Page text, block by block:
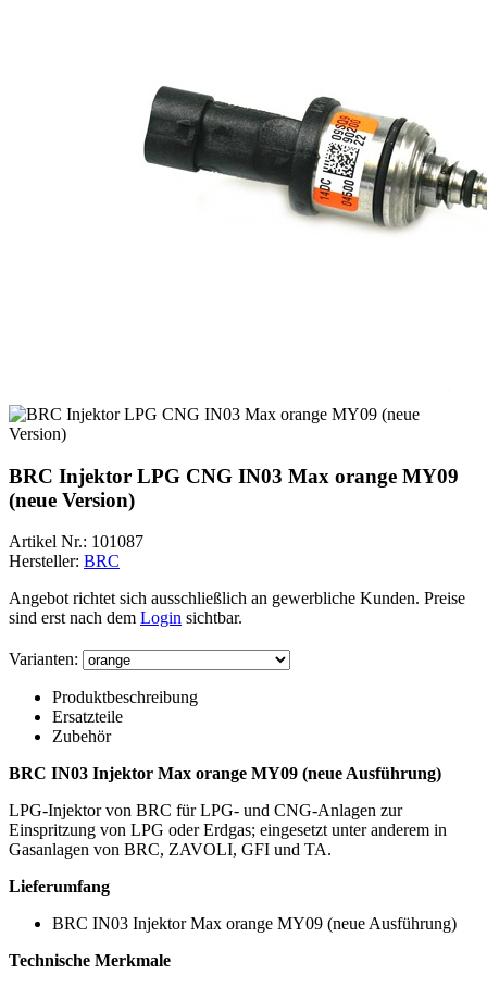
BRC Injektor LPG CNG IN03 Max orange MY09
(neue Version)
Artikel Nr.: 101087
Hersteller: BRC
Angebot richtet sich ausschließlich an gewerbliche Kunden. Preise
sind erst nach dem Login sichtbar.
Varianten:
Produktbeschreibung
Ersatzteile
Zubehör
BRC IN03 Injektor Max orange MY09 (neue Ausführung)
LPG-Injektor von BRC für LPG- und CNG-Anlagen zur
Einspritzung von LPG oder Erdgas; eingesetzt unter anderem in
Gasanlagen von BRC, ZAVOLI, GFI und TA.
Lieferumfang
BRC IN03 Injektor Max orange MY09 (neue Ausführung)
Technische Merkmale